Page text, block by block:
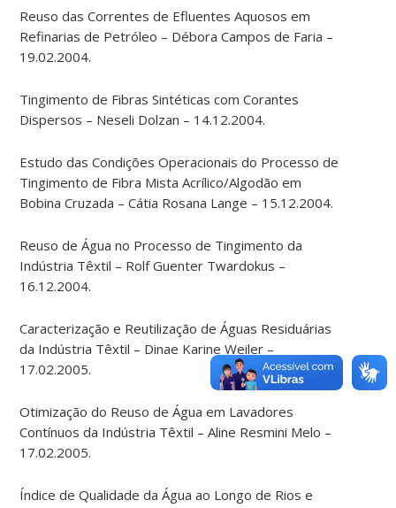
Reuso das Correntes de Efluentes Aquosos em
Refinarias de Petróleo – Débora Campos de Faria –
19.02.2004.
Tingimento de Fibras Sintéticas com Corantes
Dispersos – Neseli Dolzan – 14.12.2004.
Estudo das Condições Operacionais do Processo de
Tingimento de Fibra Mista Acrílico/Algodão em
Bobina Cruzada – Cátia Rosana Lange – 15.12.2004.
Reuso de Água no Processo de Tingimento da
Indústria Têxtil – Rolf Guenter Twardokus –
16.12.2004.
Caracterização e Reutilização de Águas Residuárias
da Indústria Têxtil – Dinae Karine Weiler –
17.02.2005.
Otimização do Reuso de Água em Lavadores
Contínuos da Indústria Têxtil – Aline Resmini Melo –
17.02.2005.
Índice de Qualidade da Água ao Longo de Rios e